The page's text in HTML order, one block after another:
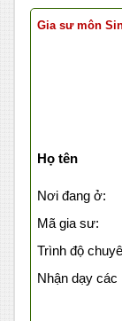
Gia sư môn
Họ tên
Nơi đang ở:
Mã gia sư:
Trình độ
Nhận dạy các